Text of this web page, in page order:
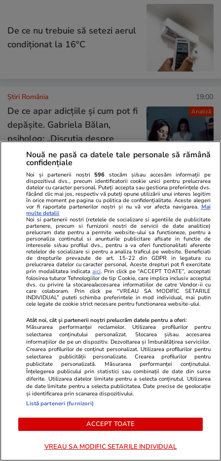
De ce nu trebuie să setezi aerul
condiţionat la 16°C
Analiză
Știri România 19:00
De ce apar adicțiile și cum pot fi
depășite. Gabriela Bălan,
psiholog: „Discuția despre
substanțe nu trebuie să fie un
eveniment unic, ci un dialog
continuu”
Știri România 18:28
Val de procese câștigate de
ceferiști: Instanțele obligă la
recalcularea pensiilor pentru
condiții speciale de muncă la
Reportaj
Cât costă kilogramul de vinete
în piețe. Românii stau la cozi
pentru salata preferată a verii
Exclusiv
Andreea Răsuceanu, scriitoare:
„Și cele mai întunecate locuri își
pot schimba, fie și prin
Nouă ne pasă ca datele tale personale să rămână
confidențiale
Noi și partenerii noștri 596 stocăm și/sau accesăm informații pe
dispozitivul dvs., precum identificatorii cookie unici pentru prelucrarea
datelor cu caracter personal. Puteți accepta sau gestiona preferințele dvs.
făcând clic mai jos, respectiv vă puteți opune utilizării unui interes legitim
în orice moment pe pagina cu politica de confidențialitate. Aceste alegeri
vor fi raportate partenerilor noștri și nu vă vor afecta navigarea. Mai
multe detalii
Noi si partenerii nostri (retelele de socializare si agentiile de publicitate
partenere, precum si furnizorii nostri de servicii de date analitice)
prelucram date pentru a permite website-ului sa functioneze, pentru a
personaliza continutul si anunturile publicitare afisate in functie de
interesele si/sau profilul dvs., pentru a va oferi functionalitati aferente
retelelor de socializare si pentru a analiza traficul pe website. Beneficiati
de drepturile prevazute de art. 15-22 din GDPR in legatura cu
prelucrarea datelor cu caracter personal. Aceste drepturi pot fi exercitate
prin modalitatea indicataaici. Prin click pe “ACCEPT TOATE”, acceptati
folosirea tuturor Tehnologiilor de tip Cookie, care implica inclusiv acceptul
dvs. cu privire la stocarea/accesarea informatiilor de catre Vendor-ii cu
care colaboram. Prin click pe “VREAU SA MODIFIC SETARILE
INDIVIDUAL” puteti schimba preferintele in mod individual, mai putin
cele legate de cookie strict necesare pentru functionarea website-ului.
Atât noi, cât și partenerii noștri prelucrăm datele pentru a oferi:
Măsurarea performanței reclamelor. Utilizarea profilurilor pentru
selectarea conținutului personalizat. Stocarea și/sau accesarea
informațiilor de pe un dispozitiv. Dezvoltarea și îmbunătățirea serviciilor.
Crearea profilurilor de conținut personalizat. Utilizarea profilurilor pentru
selectarea publicității personalizate. Crearea profilurilor pentru
publicitate personalizată. Măsurarea performanței conținutului.
Înțelegerea publicului prin statistici sau combinații de date din surse
diferite. Utilizarea datelor limitate pentru a selecta conținutul. Utilizarea
de date limitate pentru a selecta publicitatea. Date precise de geolocație
și identificarea prin scanarea dispozitivului.
Listă parteneri (furnizori)
ACCEPT TOATE
VREAU SA MODIFIC SETARILE INDIVIDUAL